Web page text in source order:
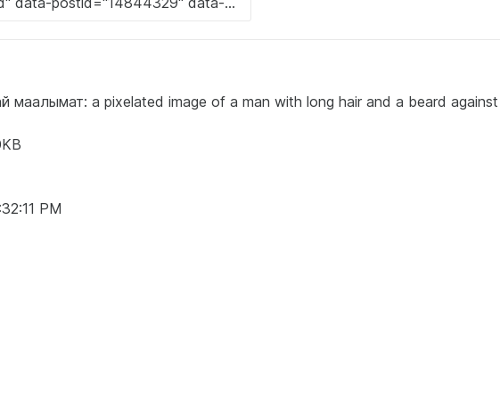
маалымат: a pixelated image of a man with long hair and a beard
PM